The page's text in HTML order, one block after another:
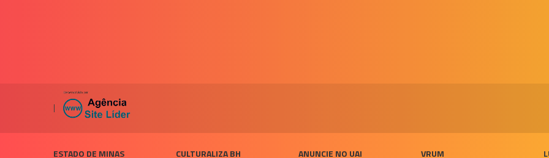
|
ESTADO DE MINAS CULTURALIZA BH ANUNCIE NO UAI VRUM